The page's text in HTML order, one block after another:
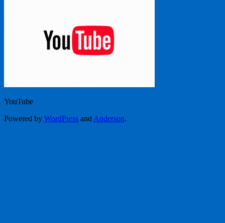
YouTube
Powered by WordPress and Anderson.